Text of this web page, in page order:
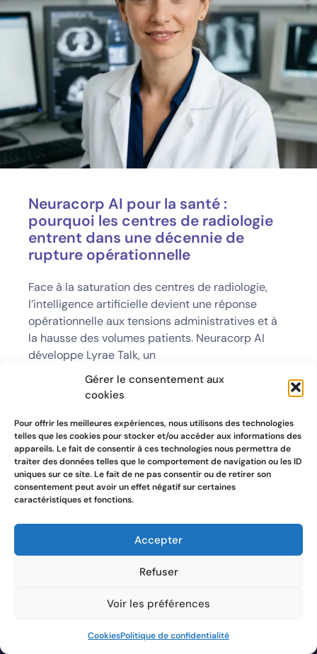
Gérer le consentement aux
cookies
Pour offrir les meilleures expériences, nous utilisons des technologies
telles que les cookies pour stocker et/ou accéder aux informations des
appareils. Le fait de consentir à ces technologies nous permettra de
traiter des données telles que le comportement de navigation ou les ID
uniques sur ce site. Le fait de ne pas consentir ou de retirer son
consentement peut avoir un effet négatif sur certaines
caractéristiques et fonctions.
Accepter
Refuser
Voir les préférences
CookiesPolitique de confidentialité
Neuracorp AI pour la santé :
pourquoi les centres de radiologie
entrent dans une décennie de
rupture opérationnelle
Face à la saturation des centres de radiologie,
l’intelligence artificielle devient une réponse
opérationnelle aux tensions administratives et à
la hausse des volumes patients. Neuracorp AI
développe Lyrae Talk, un